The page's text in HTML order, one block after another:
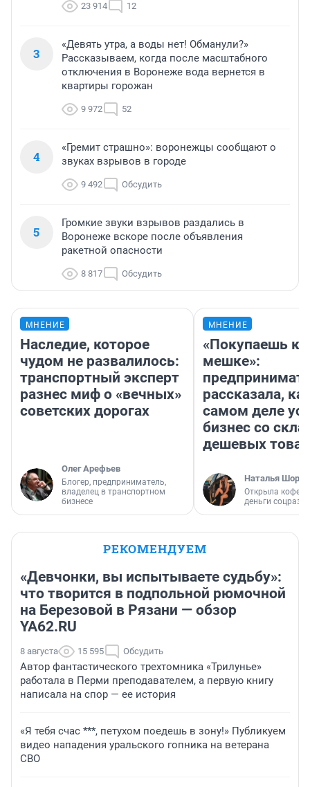
23 914 12
3
«Девять утра, а воды нет! Обманули?»
Рассказываем, когда после масштабного
отключения в Воронеже вода вернется в
квартиры горожан
9 972 52
4
«Гремит страшно»: воронежцы сообщают о
звуках взрывов в городе
9 492 Обсудить
5
Громкие звуки взрывов раздались в
Воронеже вскоре после объявления
ракетной опасности
8 817 Обсудить
МНЕНИЕ
Наследие, которое
чудом не развалилось:
транспортный эксперт
разнес миф о «вечных»
советских дорогах
Олег Арефьев
Блогер, предприниматель,
владелец в транспортном
бизнесе
МНЕНИЕ
«Покупаешь
мешке»:
рассказала,
самом деле
бизнес со
дешевых
Наталья
Открыла
деньги
РЕКОМЕНДУЕМ
«Девчонки, вы испытываете судьбу»:
что творится в подпольной рюмочной
на Березовой в Рязани — обзор
YA62.RU
8 августа 15 595 Обсудить
Автор фантастического трехтомника «Трилунье»
работала в Перми преподавателем, а первую книгу
написала на спор — ее история
«Я тебя счас ***, петухом поедешь в зону!» Публикуем
видео нападения уральского гопника на ветерана
СВО